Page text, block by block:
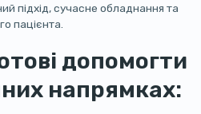
підхід, сучасне обладнання та
пацієнта.
допомогти
напрямках: